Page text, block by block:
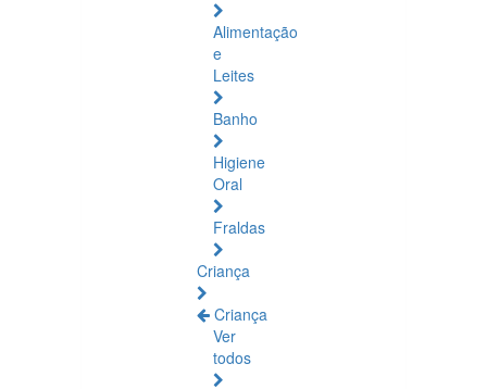
Alimentação
e
Leites
Banho
Higiene
Oral
Fraldas
Criança
Criança
Ver
todos